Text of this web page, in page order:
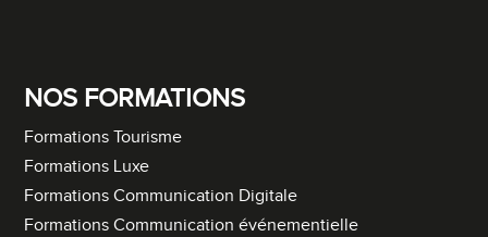
NOS FORMATIONS
Formations Tourisme
Formations Luxe
Formations Communication Digitale
Formations Communication événementielle